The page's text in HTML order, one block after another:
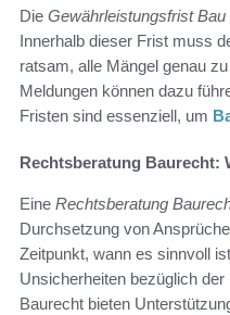
Die Gewährleistungsfrist Bau
Innerhalb dieser Frist muss
ratsam, alle Mängel genau
Meldungen können dazu
Fristen sind essenziell, um
Rechtsberatung Baurecht:
Eine Rechtsberatung
Durchsetzung von
Zeitpunkt, wann es sinnvoll
Unsicherheiten bezüglich
Baurecht bieten